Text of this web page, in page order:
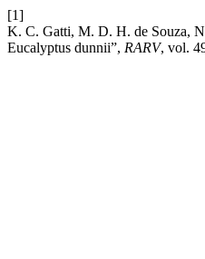
[1]
K. C. Gatti, M. D. H. de Souza,
Eucalyptus dunnii”, RARV, vol.